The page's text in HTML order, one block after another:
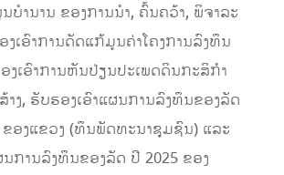
ານານ ຂອງການນໍາ, ຄົ້ນຄວ້າ, ພິຈາລະ
ງເອົາການດັດແກ້ມູນຄ່າໂຄງການລົງທຶນ
ງເອົາການຫັນປ່ຽນປະເພດດິນກະສິກໍາ
າງ, ຮັບຮອງເອົາແຜນການລົງທຶນຂອງລັດ
ຂອງແຂວງ (ທຶນພັດທະນາຊຸມຊົນ) ແລະ
ນການລົງທຶນຂອງລັດ ປີ 2025 ຂອງ